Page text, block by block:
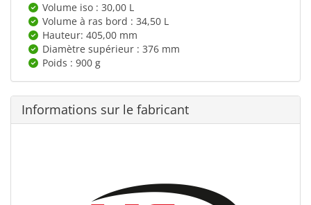
Volume iso : 30,00 L
Volume à ras bord : 34,50 L
Hauteur: 405,00 mm
Diamètre supérieur : 376 mm
Poids : 900 g
Informations sur le fabricant